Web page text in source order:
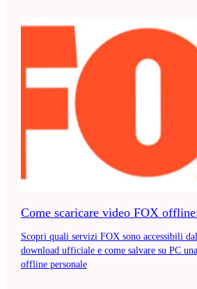
Come scaricare video FOX
Scopri quali servizi FOX sono accessibili
download ufficiale e come salvare su PC
offline personale